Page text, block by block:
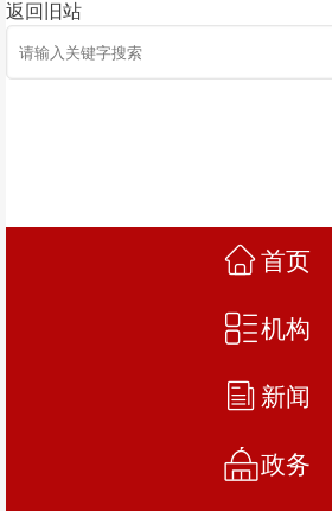
返回旧站
首页
机构
新闻
政务